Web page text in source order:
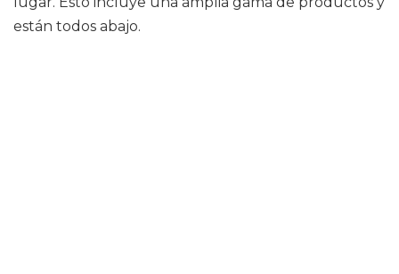
están todos abajo.